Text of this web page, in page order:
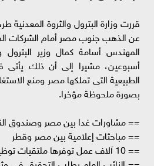
عن الذهب جنوب مصر أمام الشركات
المهندس أسامة كمال وزير
أسبوعين، مشيرا إلى أن ذلك يأتى
الطبيعية التى تملكها مصر ومنع
بصورة ملحوظة مؤخرا.
== مشاورات غدا بين مصر وصندوق
== مباحثات إعلامية بين مصر وقطر
== 10 آلاف عمل توفرها ملتقيات توظيف للشباب